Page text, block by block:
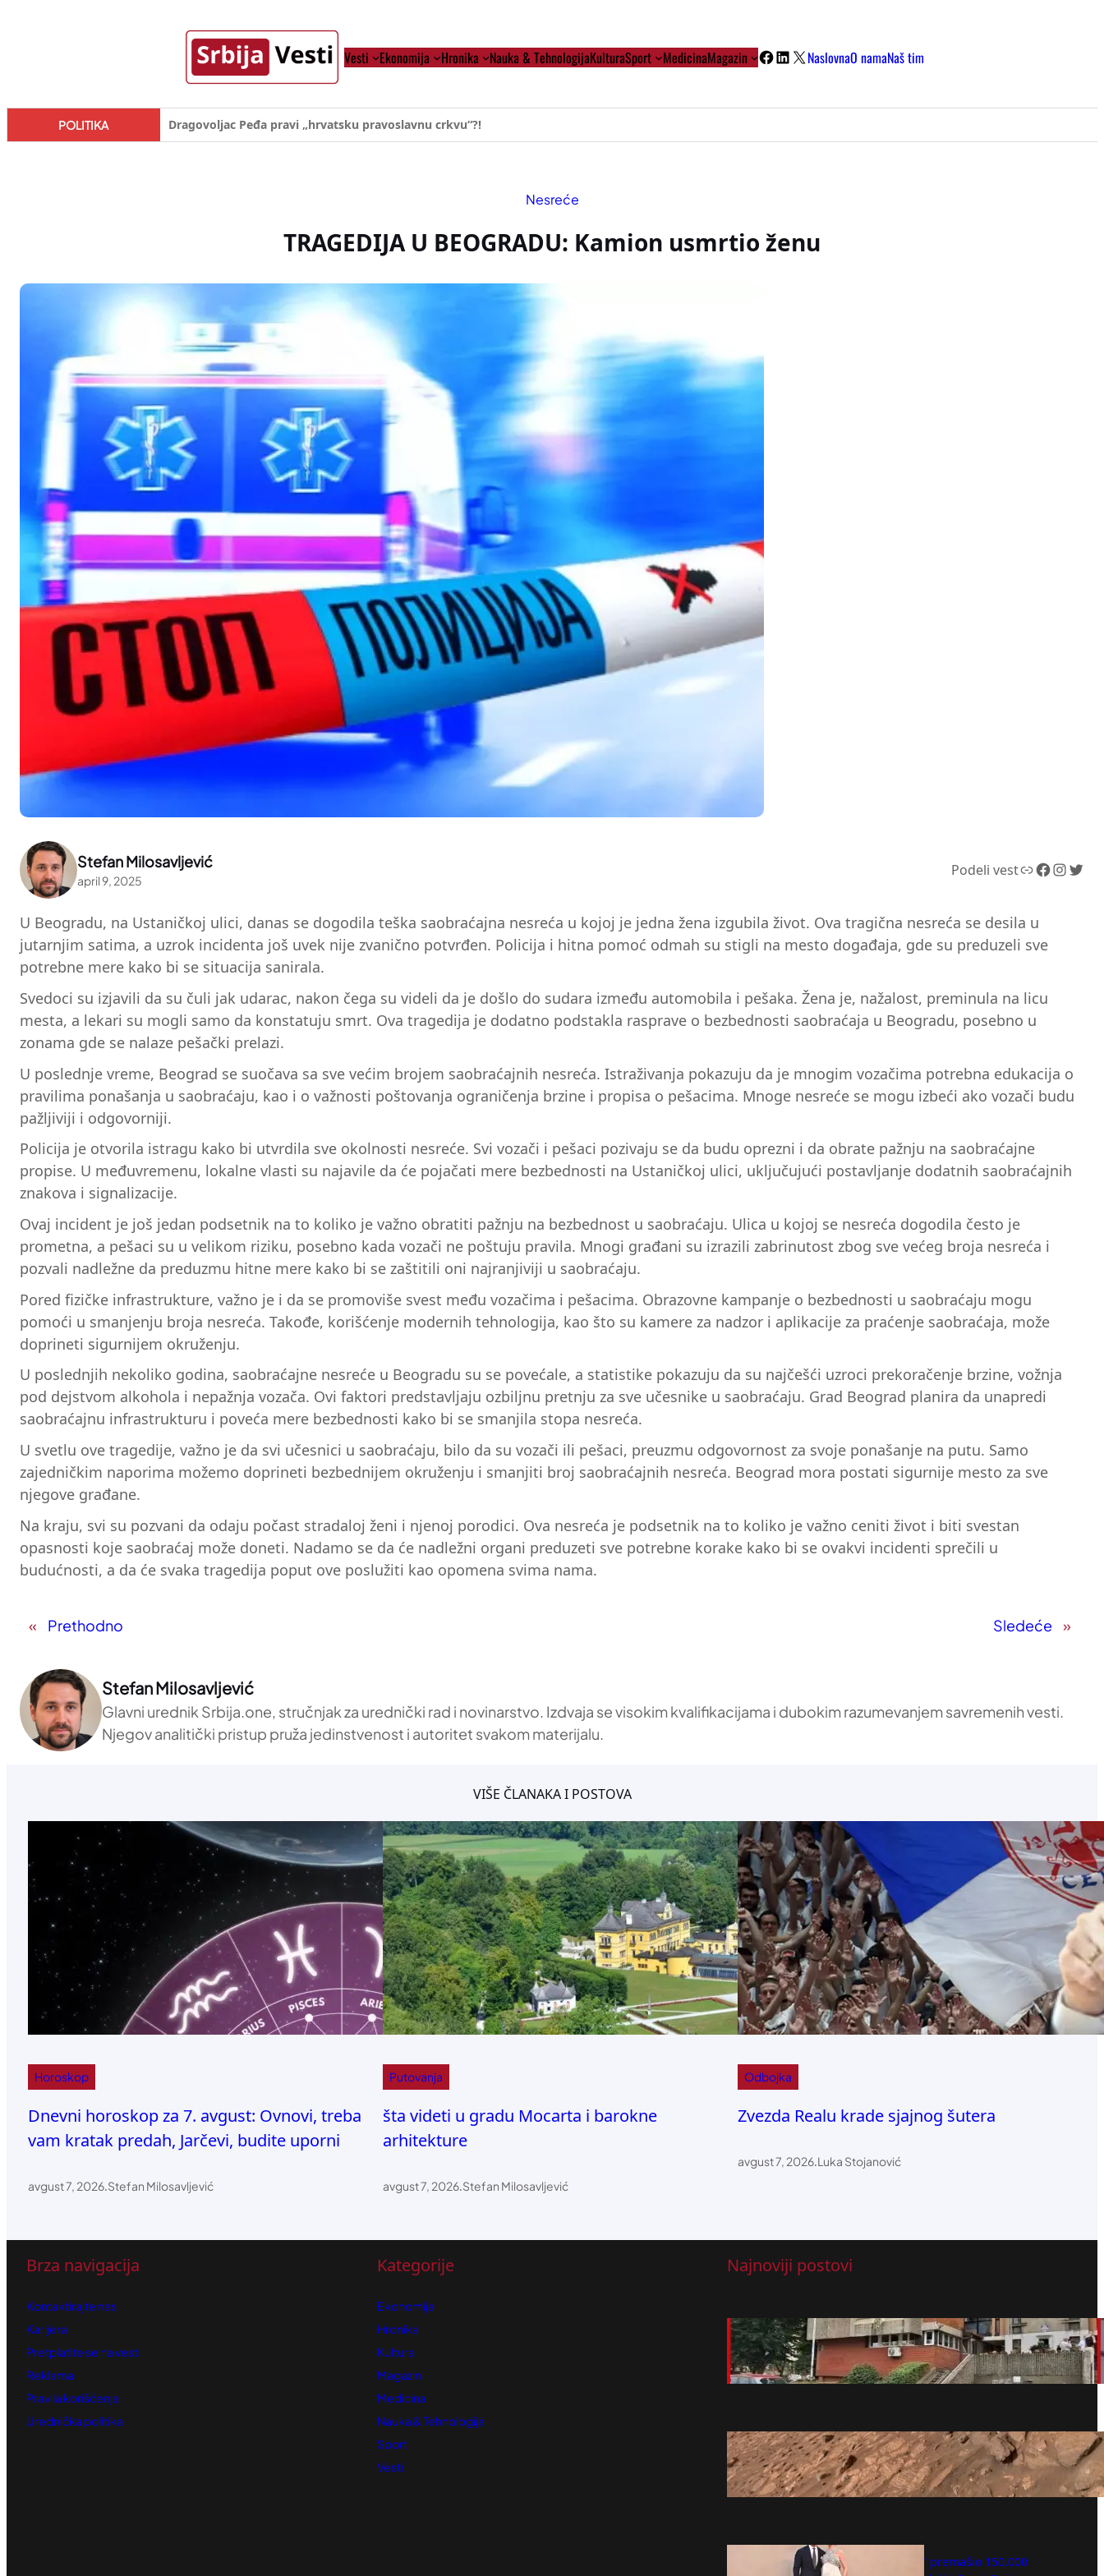
Vesti Ekonomija Hronika Nauka & TehnologijaKulturaSport MedicinaMagazin Facebook
LinkedIn
X NaslovnaO namaNaš tim
POLITIKA Đilas/Šolak propaganda uspela u dehumanizaciji Vučića
Nesreće
TRAGEDIJA U BEOGRADU: Kamion usmrtio ženu
Stefan Milosavljević
april 9, 2025
Podeli vestLink Facebook InstagramTwitter
U Beogradu, na Ustaničkoj ulici, danas se dogodila teška saobraćajna nesreća u kojoj je jedna žena izgubila život. Ova tragična nesreća se desila u
jutarnjim satima, a uzrok incidenta još uvek nije zvanično potvrđen. Policija i hitna pomoć odmah su stigli na mesto događaja, gde su preduzeli sve
potrebne mere kako bi se situacija sanirala.
Svedoci su izjavili da su čuli jak udarac, nakon čega su videli da je došlo do sudara između automobila i pešaka. Žena je, nažalost, preminula na licu
mesta, a lekari su mogli samo da konstatuju smrt. Ova tragedija je dodatno podstakla rasprave o bezbednosti saobraćaja u Beogradu, posebno u
zonama gde se nalaze pešački prelazi.
U poslednje vreme, Beograd se suočava sa sve većim brojem saobraćajnih nesreća. Istraživanja pokazuju da je mnogim vozačima potrebna edukacija o
pravilima ponašanja u saobraćaju, kao i o važnosti poštovanja ograničenja brzine i propisa o pešacima. Mnoge nesreće se mogu izbeći ako vozači budu
pažljiviji i odgovorniji.
Policija je otvorila istragu kako bi utvrdila sve okolnosti nesreće. Svi vozači i pešaci pozivaju se da budu oprezni i da obrate pažnju na saobraćajne
propise. U međuvremenu, lokalne vlasti su najavile da će pojačati mere bezbednosti na Ustaničkoj ulici, uključujući postavljanje dodatnih saobraćajnih
znakova i signalizacije.
Ovaj incident je još jedan podsetnik na to koliko je važno obratiti pažnju na bezbednost u saobraćaju. Ulica u kojoj se nesreća dogodila često je
prometna, a pešaci su u velikom riziku, posebno kada vozači ne poštuju pravila. Mnogi građani su izrazili zabrinutost zbog sve većeg broja nesreća i
pozvali nadležne da preduzmu hitne mere kako bi se zaštitili oni najranjiviji u saobraćaju.
Pored fizičke infrastrukture, važno je i da se promoviše svest među vozačima i pešacima. Obrazovne kampanje o bezbednosti u saobraćaju mogu
pomoći u smanjenju broja nesreća. Takođe, korišćenje modernih tehnologija, kao što su kamere za nadzor i aplikacije za praćenje saobraćaja, može
doprineti sigurnijem okruženju.
U poslednjih nekoliko godina, saobraćajne nesreće u Beogradu su se povećale, a statistike pokazuju da su najčešći uzroci prekoračenje brzine, vožnja
pod dejstvom alkohola i nepažnja vozača. Ovi faktori predstavljaju ozbiljnu pretnju za sve učesnike u saobraćaju. Grad Beograd planira da unapredi
saobraćajnu infrastrukturu i poveća mere bezbednosti kako bi se smanjila stopa nesreća.
U svetlu ove tragedije, važno je da svi učesnici u saobraćaju, bilo da su vozači ili pešaci, preuzmu odgovornost za svoje ponašanje na putu. Samo
zajedničkim naporima možemo doprineti bezbednijem okruženju i smanjiti broj saobraćajnih nesreća. Beograd mora postati sigurnije mesto za sve
njegove građane.
Na kraju, svi su pozvani da odaju počast stradaloj ženi i njenoj porodici. Ova nesreća je podsetnik na to koliko je važno ceniti život i biti svestan
opasnosti koje saobraćaj može doneti. Nadamo se da će nadležni organi preduzeti sve potrebne korake kako bi se ovakvi incidenti sprečili u
budućnosti, a da će svaka tragedija poput ove poslužiti kao opomena svima nama.
« Prethodno Sledeće »
Stefan Milosavljević
Glavni urednik Srbija.one, stručnjak za urednički rad i novinarstvo. Izdvaja se visokim kvalifikacijama i dubokim razumevanjem savremenih vesti.
Njegov analitički pristup pruža jedinstvenost i autoritet svakom materijalu.
VIŠE ČLANAKA I POSTOVA
Horoskop
Dnevni horoskop za 7. avgust: Ovnovi, treba
vam kratak predah, Jarčevi, budite uporni
avgust 7, 2026.Stefan Milosavljević
Putovanja
šta videti u gradu Mocarta i barokne
arhitekture
avgust 7, 2026.Stefan Milosavljević
Odbojka
Zvezda Realu krade sjajnog šutera
avgust 7, 2026.Luka Stojanović
Brza navigacija
Kontaktirajte nas
Karijera
Pretplatite se na vesti
Reklama
Pravila korišćenja
Urednička politika
Kategorije
Ekonomija
Hronika
Kultura
Magazin
Medicina
Nauka & Tehnologija
Sport
Vesti
Najnoviji postovi
Novi detalji ubistva na Novom Beogradu,
sin presudio majki
avgust 7, 2026
NASA Perseverance ukazuje na moguće
tragove života na Marsu
avgust 7, 2026
Film “Odiseja“ premašio 150.000